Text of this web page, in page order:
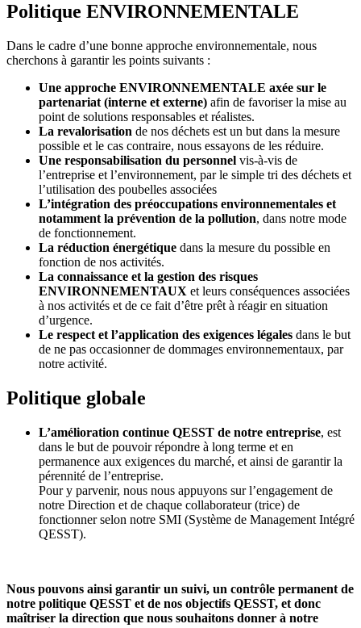
Politique ENVIRONNEMENTALE
Dans le cadre d’une bonne approche environnementale, nous
cherchons à garantir les points suivants :
Une approche ENVIRONNEMENTALE axée sur le
partenariat (interne et externe) afin de favoriser la mise au
point de solutions responsables et réalistes.
La revalorisation de nos déchets est un but dans la mesure
possible et le cas contraire, nous essayons de les réduire.
Une responsabilisation du personnel vis-à-vis de
l’entreprise et l’environnement, par le simple tri des déchets et
l’utilisation des poubelles associées
L’intégration des préoccupations environnementales et
notamment la prévention de la pollution, dans notre mode
de fonctionnement.
La réduction énergétique dans la mesure du possible en
fonction de nos activités.
La connaissance et la gestion des risques
ENVIRONNEMENTAUX et leurs conséquences associées
à nos activités et de ce fait d’être prêt à réagir en situation
d’urgence.
Le respect et l’application des exigences légales dans le but
de ne pas occasionner de dommages environnementaux, par
notre activité.
Politique globale
L’amélioration continue QESST de notre entreprise, est
dans le but de pouvoir répondre à long terme et en
permanence aux exigences du marché, et ainsi de garantir la
pérennité de l’entreprise.
Pour y parvenir, nous nous appuyons sur l’engagement de
notre Direction et de chaque collaborateur (trice) de
fonctionner selon notre SMI (Système de Management Intégré
QESST).
Nous pouvons ainsi garantir un suivi, un contrôle permanent de
notre politique QESST et de nos objectifs QESST, et donc
maîtriser la direction que nous souhaitons donner à notre